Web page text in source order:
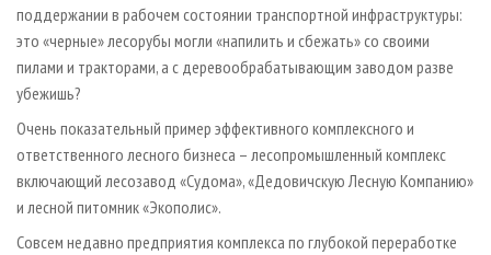
поддержании в рабочем состоянии транспортной инфраструктуры:
это «черные» лесорубы могли «напилить и сбежать» со своими
пилами и тракторами, а с деревообрабатывающим заводом разве
убежишь?
Очень показательный пример эффективного комплексного и
ответственного лесного бизнеса – лесопромышленный комплекс
включающий лесозавод «Судома», «Дедовичскую Лесную Компанию»
и лесной питомник «Экополис».
Совсем недавно предприятия комплекса по глубокой переработке